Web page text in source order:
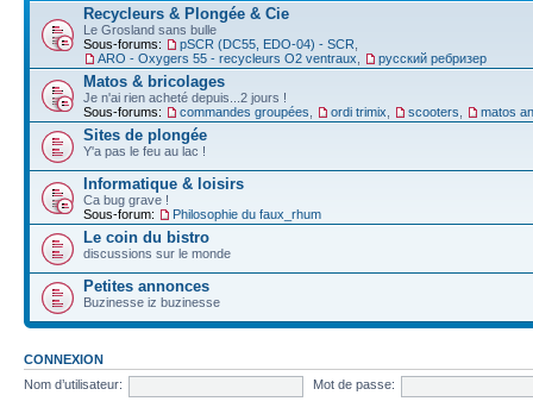
Recycleurs & Plongée & Cie
Le Grosland sans bulle
Sous-forums:
pSCR (DC55, EDO-04) - SCR
ARO - Oxygers 55 - recycleurs O2 ventraux
русский ребризер
Matos & bricolages
Je n'ai rien acheté depuis...2 jours !
Sous-forums:
commandes groupées ordi trimix scooters matos
Sites de plongée
Y'a pas le feu au lac !
Informatique & loisirs
Ca bug grave !
Sous-forum:
Philosophie du faux_rhum
Le coin du bistro
discussions sur le monde
Petites annonces
Buzinesse iz buzinesse
CONNEXION
Nom d’utilisateur:
Mot de passe: